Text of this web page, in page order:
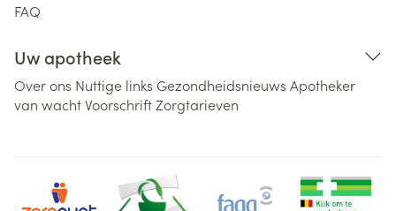
FAQ
Uw apotheek
Over ons Nuttige links Gezondheidsnieuws Apotheker
van wachtVoorschriftZorgtarieven